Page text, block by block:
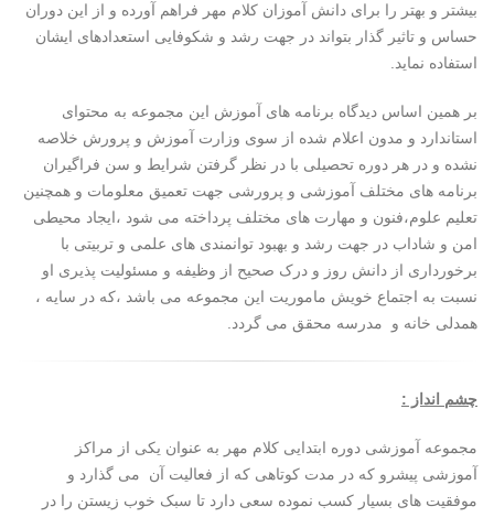
بیشتر و بهتر را برای دانش آموزان کلام مهر فراهم آورده و از این دوران
حساس و تاثیر گذار بتواند در جهت رشد و شکوفایی استعدادهای ایشان
استفاده نماید.
بر همین اساس دیدگاه برنامه های آموزش این مجموعه به محتوای
استاندارد و مدون اعلام شده از سوی وزارت آموزش و پرورش خلاصه
نشده و در هر دوره تحصیلی با در نظر گرفتن شرایط و سن فراگیران
برنامه های مختلف آموزشی و پرورشی جهت تعمیق معلومات و همچنین
تعلیم علوم،فنون و مهارت های مختلف پرداخته می شود ،ایجاد محیطی
امن و شاداب در جهت رشد و بهبود توانمندی های علمی و تربیتی با
برخورداری از دانش روز و درک صحیح از وظیفه و مسئولیت پذیری او
نسبت به اجتماع خویش ماموریت این مجموعه می باشد ،که در سایه ،
همدلی خانه و مدرسه محقق می گردد.
چشم انداز :
مجموعه آموزشی دوره ابتدایی کلام مهر به عنوان یکی از مراکز
آموزشی پیشرو که در مدت کوتاهی که از فعالیت آن می گذارد و
موفقیت های بسیار کسب نموده سعی دارد تا سبک خوب زیستن را در